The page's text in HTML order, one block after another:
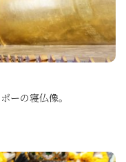
ーの寝仏像。